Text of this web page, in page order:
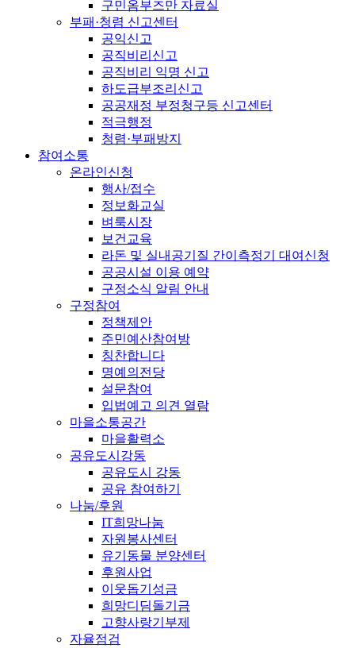
구민옴부즈만 자료실
부패·청렴 신고센터
공익신고
공직비리신고
공직비리 익명 신고
하도급부조리신고
공공재정 부정청구등 신고센터
적극행정
청렴·부패방지
참여소통
온라인신청
행사/접수
정보화교실
벼룩시장
보건교육
라돈 및 실내공기질 간이측정기 대여신청
공공시설 이용 예약
구정소식 알림 안내
구정참여
정책제안
주민예산참여방
칭찬합니다
명예의전당
설문참여
입법예고 의견 열람
마을소통공간
마을활력소
공유도시강동
공유도시 강동
공유 참여하기
나눔/후원
IT희망나눔
자원봉사센터
유기동물 분양센터
후원사업
이웃돕기성금
희망디딤돌기금
고향사랑기부제
자율점검